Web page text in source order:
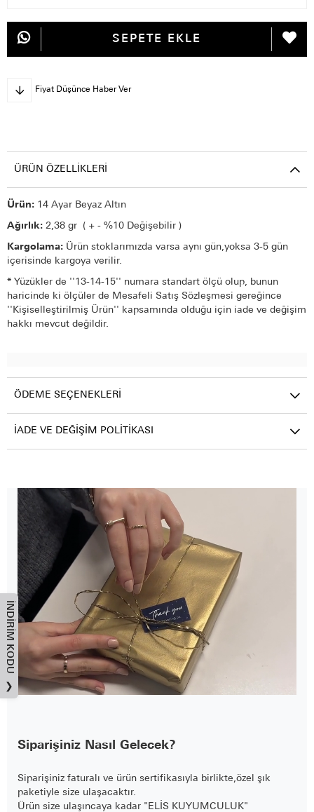
Fiyat Düşünce Haber Ver
ÜRÜN ÖZELLIKLERI
Ürün: 14 Ayar Beyaz Altın
Ağırlık: 2,38 gr ( + - %10 Değişebilir )
Kargolama: Ürün stoklarımızda varsa aynı gün,yoksa 3-5 gün
içerisinde kargoya verilir.
* Yüzükler de ''13-14-15'' numara standart ölçü olup, bunun
haricinde ki ölçüler de Mesafeli Satış Sözleşmesi gereğince
''Kişiselleştirilmiş Ürün'' kapsamında olduğu için iade ve değişim
hakkı mevcut değildir.
ÖDEME SEÇENEKLERI
İADE VE DEĞIŞIM POLITIKASI
Siparişiniz Nasıl Gelecek?
Siparişiniz faturalı ve ürün sertifikasıyla birlikte,özel şık
paketiyle size ulaşacaktır.
Ürün size ulaşıncaya kadar "ELİS KUYUMCULUK"
İNDIRIM KODU
❯